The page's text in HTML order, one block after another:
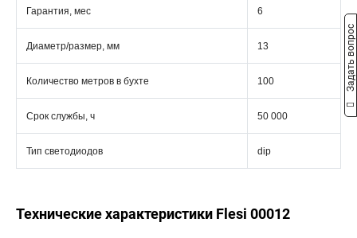
Гарантия, мес 6
Диаметр/размер, мм 13
Количество метров в бухте 100
Срок службы, ч 50 000
Тип светодиодов dip
Технические характеристики Flesi 00012
Задать вопрос